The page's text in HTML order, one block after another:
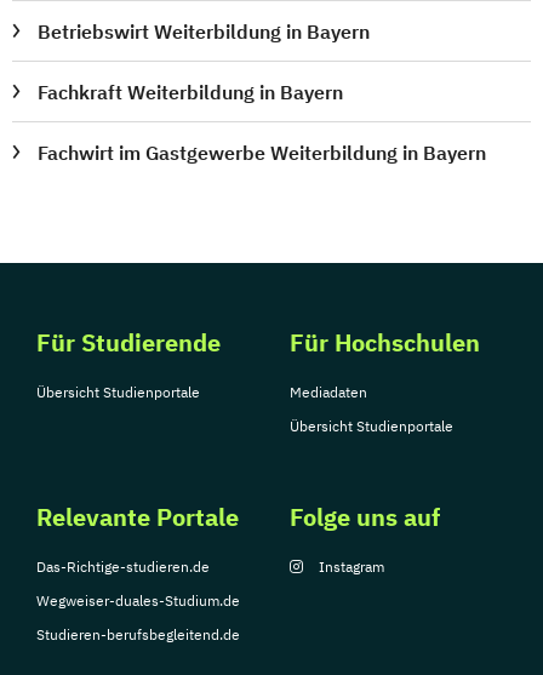
Betriebswirt Weiterbildung in Bayern
Fachkraft Weiterbildung in Bayern
Fachwirt im Gastgewerbe Weiterbildung in Bayern
Für Studierende
Übersicht Studienportale
Für Hochschulen
Mediadaten
Übersicht Studienportale
Relevante Portale
Das-Richtige-studieren.de
Wegweiser-duales-Studium.de
Studieren-berufsbegleitend.de
Folge uns auf
Instagram